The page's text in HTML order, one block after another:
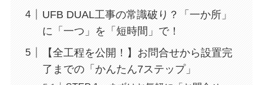
UFB DUAL工事の常識破り？「一か所」
に「一つ」を「短時間」で！
【全工程を公開！】お問合せから設置完
了までの「かんたん7ステップ」